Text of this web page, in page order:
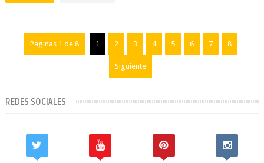
Paginas 1 de 8 1 2 3 4 5 6 7 8
Siguiente
REDES SOCIALES